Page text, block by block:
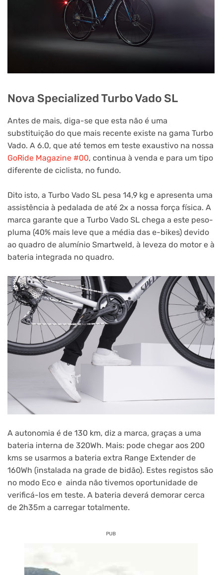
Nova Specialized Turbo Vado SL
Antes de mais, diga-se que esta não é uma
substituição do que mais recente existe na gama Turbo
Vado. A 6.0, que até temos em teste exaustivo na nossa
GoRide Magazine #00, continua à venda e para um tipo
diferente de ciclista, no fundo.
Dito isto, a Turbo Vado SL pesa 14,9 kg e apresenta uma
assistência à pedalada de até 2x a nossa força física. A
marca garante que a Turbo Vado SL chega a este peso-
pluma (40% mais leve que a média das e-bikes) devido
ao quadro de alumínio Smartweld, à leveza do motor e à
bateria integrada no quadro.
A autonomia é de 130 km, diz a marca, graças a uma
bateria interna de 320Wh. Mais: pode chegar aos 200
kms se usarmos a bateria extra Range Extender de
160Wh (instalada na grade de bidão). Estes registos são
no modo Eco e ainda não tivemos oportunidade de
verificá-los em teste. A bateria deverá demorar cerca
de 2h35m a carregar totalmente.
PUB